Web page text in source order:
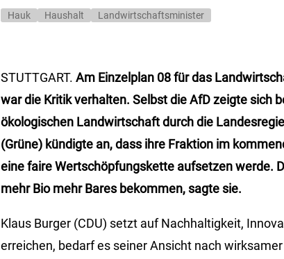
Hauk Haushalt Landwirtschaftsminister
STUTTGART. Am Einzelplan 08 für das
war die Kritik verhalten. Selbst die AfD zeigte sich
ökologischen Landwirtschaft durch die
(Grüne) kündigte an, dass ihre Fraktion im
eine faire Wertschöpfungskette aufsetzen werde.
mehr Bio mehr Bares bekommen, sagte sie.
Klaus Burger (CDU) setzt auf Nachhaltigkeit,
erreichen, bedarf es seiner Ansicht nach